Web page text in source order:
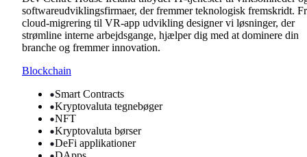
softwareudviklingsfirmaer, der fremmer teknologisk fremskridt.
cloud-migrering til VR-app udvikling designer vi løsninger, der
strømline interne arbejdsgange, hjælper dig med at dominere din
branche og fremmer innovation.
Blockchain
Smart Contracts
Kryptovaluta tegnebøger
NFT
Kryptovaluta børser
DeFi applikationer